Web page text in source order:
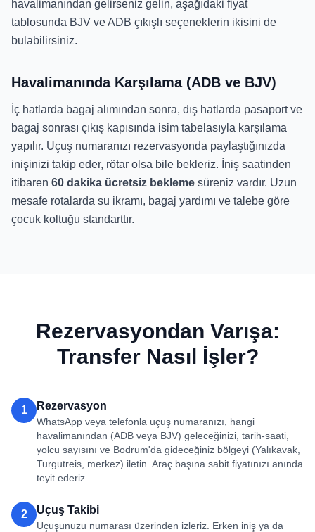
havalimanından gelirseniz gelin, aşağıdaki fiyat
tablosunda BJV ve ADB çıkışlı seçeneklerin ikisini de
bulabilirsiniz.
Havalimanında Karşılama (ADB ve BJV)
İç hatlarda bagaj alımından sonra, dış hatlarda pasaport ve
bagaj sonrası çıkış kapısında isim tabelasıyla karşılama
yapılır. Uçuş numaranızı rezervasyonda paylaştığınızda
inişinizi takip eder, rötar olsa bile bekleriz. İniş saatinden
itibaren 60 dakika ücretsiz bekleme süreniz vardır. Uzun
mesafe rotalarda su ikramı, bagaj yardımı ve talebe göre
çocuk koltuğu standarttır.
Rezervasyondan Varışa:
Transfer Nasıl İşler?
1 Rezervasyon
WhatsApp veya telefonla uçuş numaranızı, hangi
havalimanından (ADB veya BJV) geleceğinizi, tarih-saati,
yolcu sayısını ve Bodrum'da gideceğiniz bölgeyi (Yalıkavak,
Turgutreis, merkez) iletin. Araç başına sabit fiyatınızı anında
teyit ederiz.
2 Uçuş Takibi
Uçuşunuzu numarası üzerinden izleriz. Erken iniş ya da